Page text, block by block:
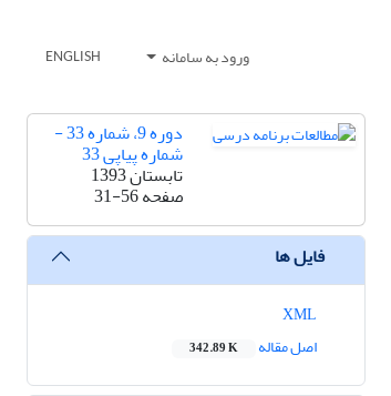
ورود به سامانه ENGLISH
دوره 9، شماره 33 -
شماره پیاپی 33
تابستان 1393
صفحه31-56
فایل ها
اصل مقاله
342.89 K